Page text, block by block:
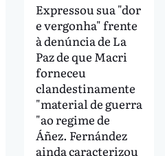
Expressou sua "dor
e vergonha" frente
à denúncia de La
Paz de que Macri
forneceu
clandestinamente
"material de guerra
"ao regime de
Áñez. Fernández
ainda caracterizou